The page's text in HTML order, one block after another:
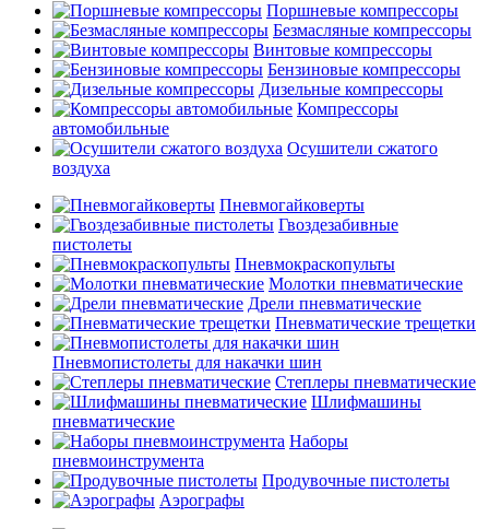
Поршневые компрессоры
Безмасляные компрессоры
Винтовые компрессоры
Бензиновые компрессоры
Дизельные компрессоры
Компрессоры
автомобильные
Осушители сжатого
воздуха
Пневмогайковерты
Гвоздезабивные
пистолеты
Пневмокраскопульты
Молотки пневматические
Дрели пневматические
Пневматические трещетки
Пневмопистолеты для накачки шин
Степлеры пневматические
Шлифмашины
пневматические
Наборы
пневмоинструмента
Продувочные пистолеты
Аэрографы